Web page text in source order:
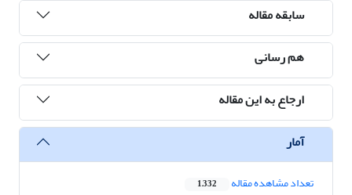
سابقه مقاله
هم رسانی
ارجاع به این مقاله
آمار
تعداد مشاهده مقاله 1,332